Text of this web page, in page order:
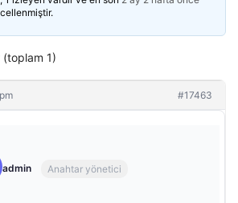
(toplam 1)
#17463
admin Anahtar yönetici